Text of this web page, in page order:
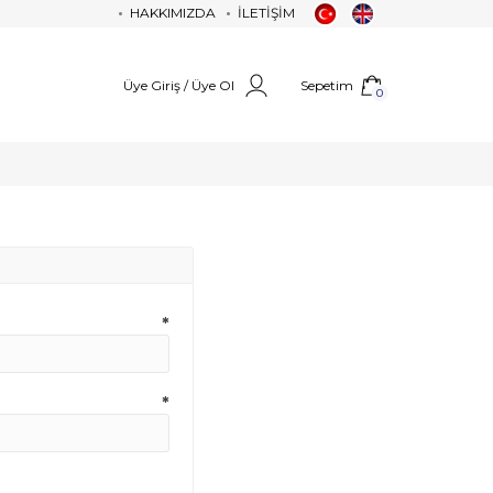
HAKKIMIZDA İLETİŞİM
Üye Giriş / Üye Ol Sepetim 0
*
*